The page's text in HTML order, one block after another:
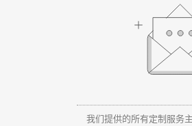
我们提供的所有定制服务